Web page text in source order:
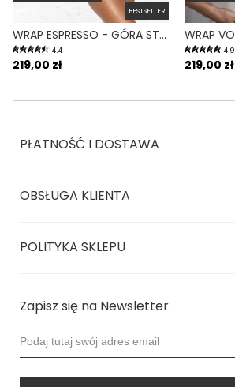
BESTSELLER
WRAP ESPRESSO - GÓRA STROJU KĄPIELOWEGO NA DUŻY BIUST REGULOWANY OBWÓD BRĄZ
4.4
219,00 zł
4.9
219,00 zł
PŁATNOŚĆ I DOSTAWA
OBSŁUGA KLIENTA
POLITYKA SKLEPU
Zapisz się na Newsletter